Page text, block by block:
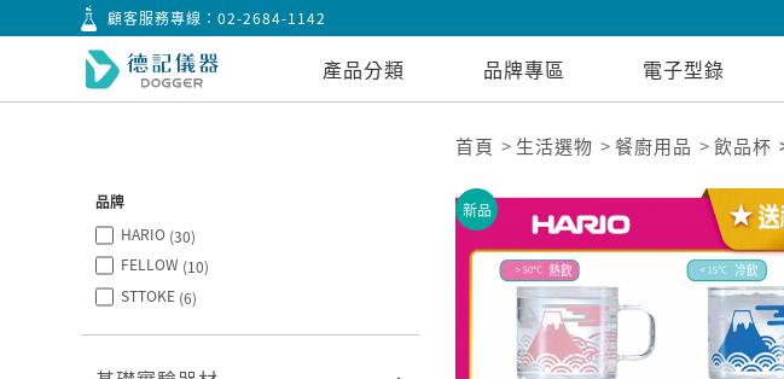
顧客服務專線：02-2684-1142
產品分類 品牌專區 電子型錄
首頁 生活選物 餐廚用品 飲品杯
品牌
HARIO (30)
FELLOW (10)
STTOKE (6)
新品